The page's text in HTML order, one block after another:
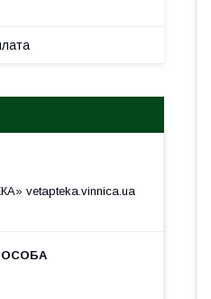
vetapteka.vinnica.ua